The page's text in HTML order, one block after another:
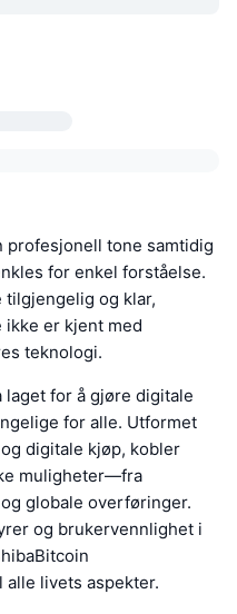
profesjonell tone samtidig
for enkel forståelse.
og klar,
er kjent med
teknologi.
for å gjøre digitale
for alle. Utformet
digitale kjøp, kobler
muligheter—fra
globale overføringer.
og brukervennlighet i
livets aspekter.